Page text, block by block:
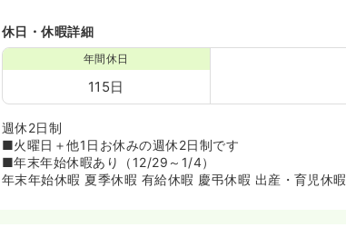
休日・休暇詳細
年間休日
115日
週休2日制
■火曜日＋他1日お休みの週休2日制です
■年末年始休暇あり（12/29～1/4）
年末年始休暇 夏季休暇 有給休暇 慶弔休暇 出産・育児休暇